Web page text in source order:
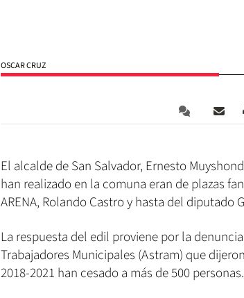
OSCAR CRUZ
El alcalde de San Salvador, Ernesto
han realizado en la comuna eran de plazas
ARENA, Rolando Castro y hasta del diputado
La respuesta del edil proviene por la
Trabajadores Municipales (Astram) que
2018-2021 han cesado a más de 500 personas.